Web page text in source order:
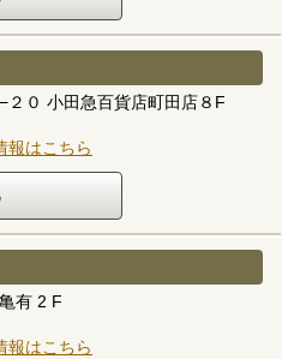
０ 小田急百貨店町田店８F
報はこちら
有 2 F
報はこちら